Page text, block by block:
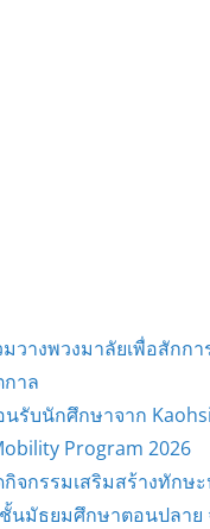
างพวงมาลัยเพื่อสักกา
าล
บนักศึกษาจาก
Program 2026
กรรมเสริมสร้างทักษ
มัธยมศึกษาตอนปลาย